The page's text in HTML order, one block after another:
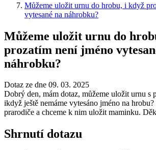
Můžeme uložit urnu do hrobu, i když
vytesané na náhrobku?
Můžeme uložit urnu do
prozatím není jméno
náhrobku?
Dotaz ze dne 09. 03. 2025
Dobrý den, mám dotaz, můžeme uložit urnu s
ikdyž ještě nemáme vytesáno jméno na
prarodiče a chceme k nim uložit maminku.
Shrnutí dotazu